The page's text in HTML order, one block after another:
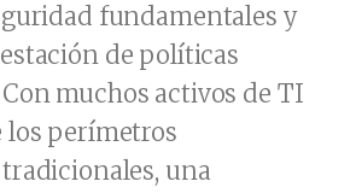
fundamentales y
de políticas
muchos activos de TI
los perímetros
una